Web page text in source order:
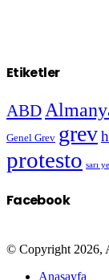
Etiketler
ABD
Genel Grev grev
protesto sarı
Facebook
© Copyright 2026,
Anasayfa